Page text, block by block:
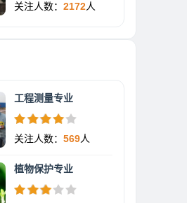
关注人数： 2172人
工程测量专业
关注人数： 569人
植物保护专业